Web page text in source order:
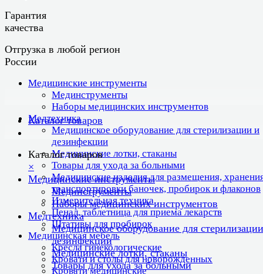
Гарантия
качества
Отгрузка в любой регион
России
Медицинские инструменты
Мединструменты
Наборы медицинских инструментов
Медтехника
Медицинское оборудование для стерилизации и
дезинфекции
Медицинские лотки, стаканы
Товары для ухода за больными
Медицинские изделия для размещения,
транспортировки баночек, пробирок и флаконов
Измерительная техника
Пенал, таблетница для приема лекарств
Штативы для пробирок
Медицинская мебель
Кресла гинекологические
Кровати и столы для новорожденных
Кровати медицинские
Каталог товаров
Каталог товаров
×
Медицинские инструменты
Мединструменты
Наборы медицинских инструментов
Медтехника
Медицинское оборудование для
дезинфекции
Медицинские лотки, стаканы
Товары для ухода за больными